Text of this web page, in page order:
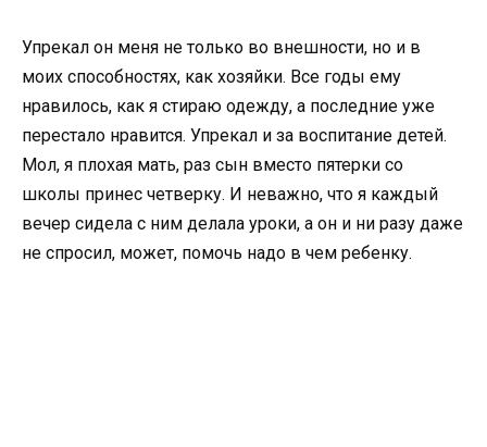
Упрекал он меня не только во внешности, но и в
моих способностях, как хозяйки. Все годы ему
нравилось, как я стираю одежду, а последние уже
перестало нравится. Упрекал и за воспитание детей.
Мол, я плохая мать, раз сын вместо пятерки со
школы принес четверку. И неважно, что я каждый
вечер сидела с ним делала уроки, а он и ни разу даже
не спросил, может, помочь надо в чем ребенку.